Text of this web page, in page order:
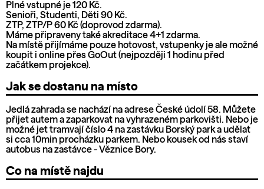
Plné vstupné je 120 Kč.
Senioři, Studenti, Děti 90 Kč.
ZTP, ZTP/P 60 Kč (doprovod zdarma).
Máme připraveny také akreditace 4+1 zdarma.
Na místě přijímáme pouze hotovost, vstupenky je ale možné
koupit i online přes GoOut (nejpozději 1 hodinu před
začátkem projekce).
Jak se dostanu na místo
Jedlá zahrada se nachází na adrese České údolí 58. Můžete
přijet autem a zaparkovat na vyhrazeném parkovišti. Nebo je
možné jet tramvají číslo 4 na zastávku Borský park a udělat
si cca 10min procházku parkem. Nebo kousek od nás staví
autobus na zastávce - Věznice Bory.
Co na místě najdu